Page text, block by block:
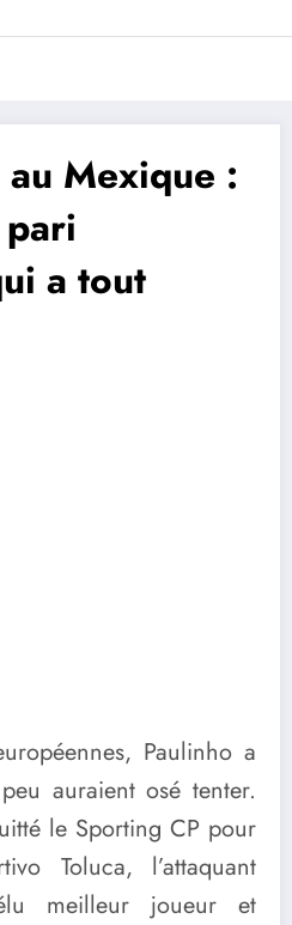
Trivela
L'actualité du football
Mexique :
a tout
Paulinho a
auraient osé tenter.
le Sporting CP pour
Toluca, l’attaquant
meilleur joueur et